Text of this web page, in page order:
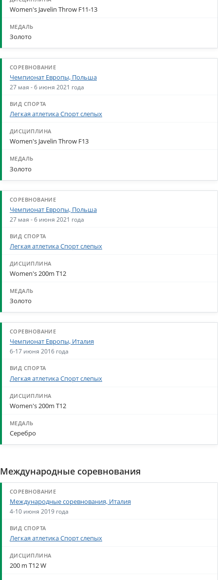
Women's Javelin Throw F11-13
Золото
Чемпионат Европы, Польша
27 мая - 6 июня 2021 года
Легкая атлетика Спорт слепых
Women's Javelin Throw F13
Золото
Чемпионат Европы, Польша
27 мая - 6 июня 2021 года
Легкая атлетика Спорт слепых
Women's 200m T12
Золото
Чемпионат Европы, Италия
6-17 июня 2016 года
Легкая атлетика Спорт слепых
Women's 200m T12
Серебро
Международные соревнования
Международные соревнования, Италия
4-10 июня 2019 года
Легкая атлетика Спорт слепых
200 m T12 W